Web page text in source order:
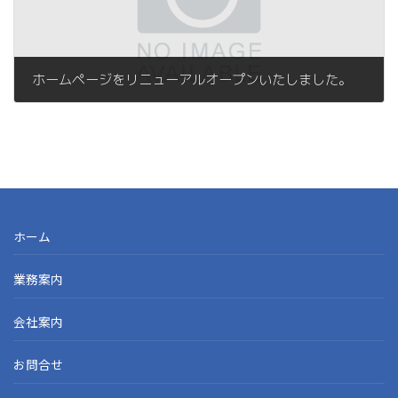
ホームページをリニューアルオープンいたしました。
ホーム
業務案内
会社案内
お問合せ